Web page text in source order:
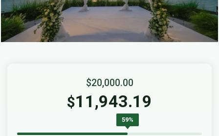
$20,000.00
$11,943.19
59%